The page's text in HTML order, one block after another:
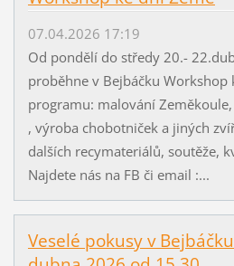
07.04.2026 17:19
Od pondělí do středy 20.-
proběhne v Bejbáčku Workshop
programu: malování
, výroba chobotniček a jiných
dalších recymateriálů, soutěže,
Najdete nás na FB či email :...
Veselé pokusy v